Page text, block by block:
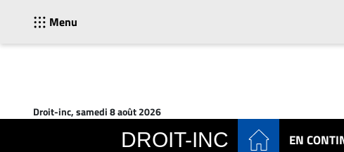
Menu
Droit-inc, samedi 8 août 2026
DROIT-INC EN
En